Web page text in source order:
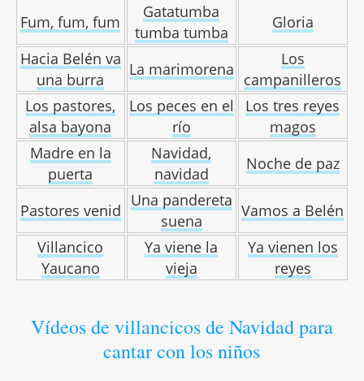
Fum, fum, fum
Gatatumba
tumba tumba
Gloria
Hacia Belén va
una burra
La marimorena
Los
campanilleros
Los pastores,
alsa bayona
Los peces en el
río
Los tres reyes
magos
Madre en la
puerta
Navidad,
navidad
Noche de paz
Pastores venid
Una pandereta
suena
Vamos a Belén
Villancico
Yaucano
Ya viene la
vieja
Ya vienen los
reyes
Vídeos de villancicos de Navidad para
cantar con los niños